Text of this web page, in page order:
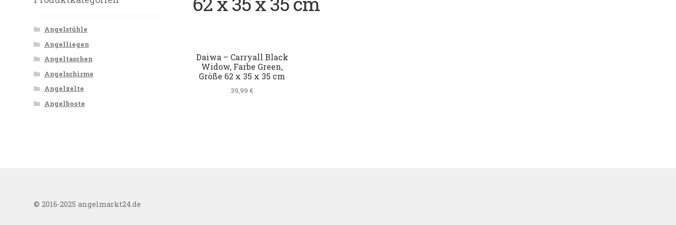
Daiwa – Carryall Black
Widow, Farbe Green,
Größe 62 x 35 x 35 cm
39,99 €
Angelstühle
Angelliegen
Angeltaschen
Angelschirme
Angelzelte
Angelboote
© 2016-2025 angelmarkt24.de